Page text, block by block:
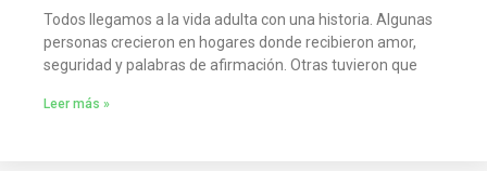
Todos llegamos a la vida adulta con una historia. Algunas
personas crecieron en hogares donde recibieron amor,
seguridad y palabras de afirmación. Otras tuvieron que
Leer más »